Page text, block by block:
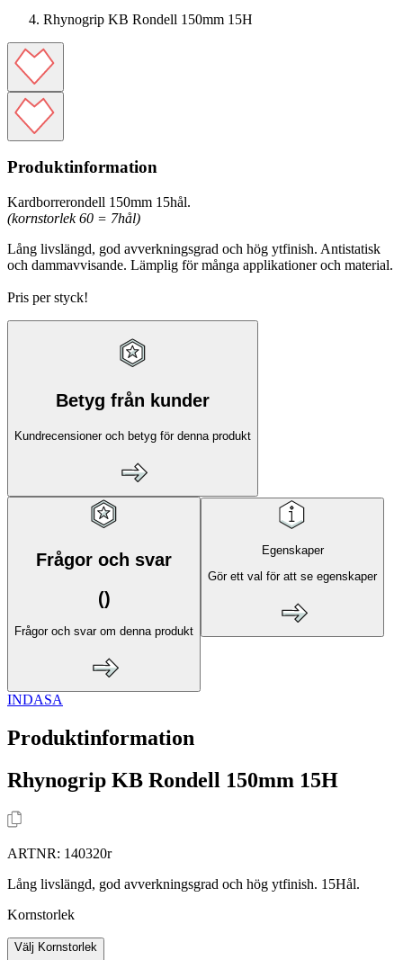
Rhynogrip KB Rondell 150mm 15H
Produktinformation
Kardborrerondell 150mm 15hål.
(kornstorlek 60 = 7hål)
Lång livslängd, god avverkningsgrad och hög ytfinish. Antistatisk
och dammavvisande. Lämplig för många applikationer och material.
Pris per styck!
Betyg från kunder
Kundrecensioner och betyg för denna produkt
Frågor och svar
()
Frågor och svar om denna produkt
Egenskaper
Gör ett val för att se egenskaper
INDASA
Produktinformation
Rhynogrip KB Rondell 150mm 15H
ARTNR: 140320r
Lång livslängd, god avverkningsgrad och hög ytfinish. 15Hål.
Kornstorlek
Välj Kornstorlek